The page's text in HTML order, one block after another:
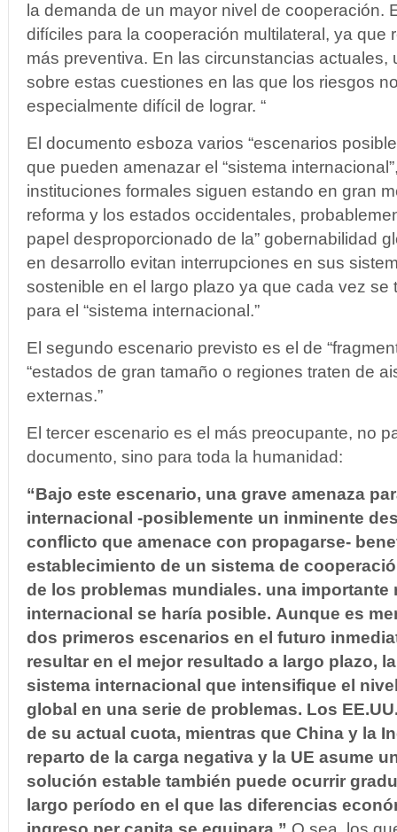
la demanda de un mayor nivel de cooperación.
difíciles para la cooperación multilateral, ya que
más preventiva. En las circunstancias actuales,
sobre estas cuestiones en las que los riesgos
especialmente difícil de lograr. “
El documento esboza varios “escenarios
que pueden amenazar el “sistema
instituciones formales siguen estando en gran
reforma y los estados occidentales,
papel desproporcionado de la” gobernabilidad
en desarrollo evitan interrupciones en sus
sostenible en el largo plazo ya que cada vez se
para el “sistema internacional.”
El segundo escenario previsto es el de
“estados de gran tamaño o regiones traten de
externas.”
El tercer escenario es el más preocupante, no
documento, sino para toda la humanidad:
“Bajo este escenario, una grave amenaza
internacional -posiblemente un inminente
conflicto que amenace con propagarse-
establecimiento de un sistema de
de los problemas mundiales. una importante
internacional se haría posible. Aunque es
dos primeros escenarios en el futuro
resultar en el mejor resultado a largo plazo,
sistema internacional que intensifique el
global en una serie de problemas. Los
de su actual cuota, mientras que China y la
reparto de la carga negativa y la UE asume
solución estable también puede ocurrir
largo período en el que las diferencias